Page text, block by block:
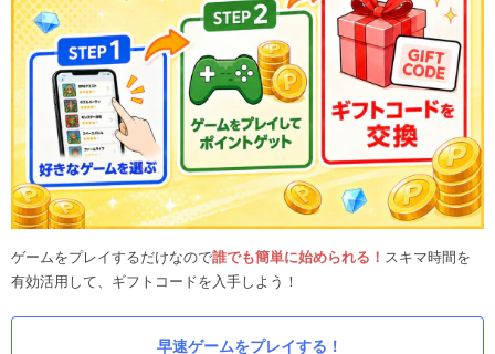
ゲームをプレイするだけなので誰でも簡単に始められる！ スキマ時間を
有効活用して、ギフトコードを入手しよう！
早速ゲームをプレイする！